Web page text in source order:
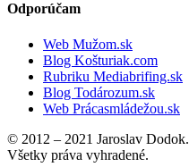
Odporúčam
Web Mužom.sk
Blog Košturiak.com
Rubriku Mediabrifing.sk
Blog Todározum.sk
Web Prácasmládežou.sk
© 2012 – 2021 Jaroslav Dodok.
Všetky práva vyhradené.